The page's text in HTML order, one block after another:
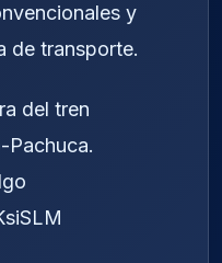
y
de transporte.
del tren
Pachuca.